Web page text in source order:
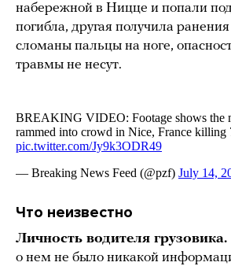
набережной в Ницце и попали
погибла, другая получила
сломаны пальцы на ноге,
травмы не несут.
Что неизвестно
Личность водителя грузовика.
о нем не было никакой